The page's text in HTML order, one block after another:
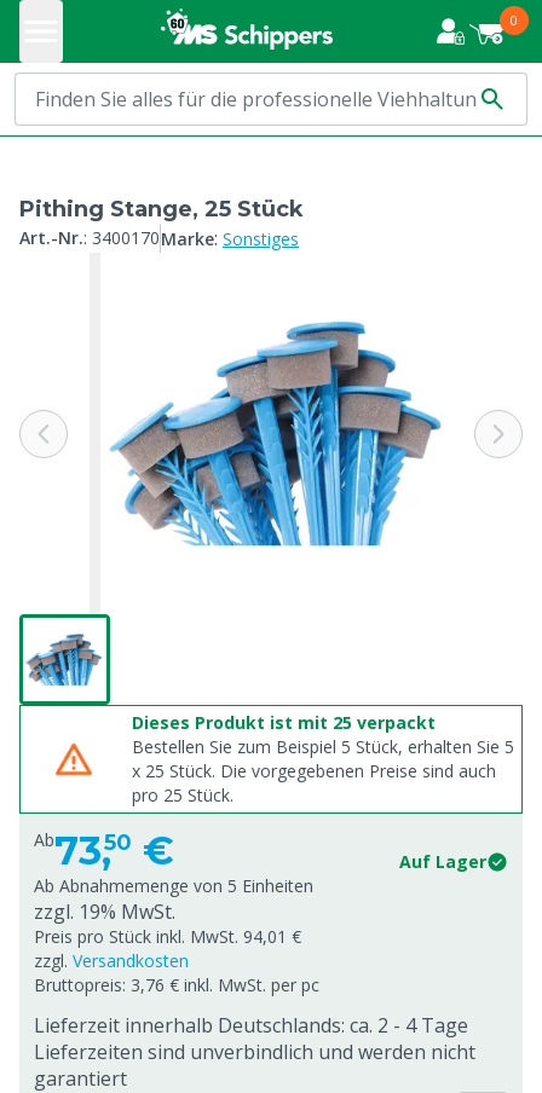
0
Pithing Stange, 25 Stück
Art.-Nr.: 3400170Marke: Sonstiges
Dieses Produkt ist mit 25 verpackt
Bestellen Sie zum Beispiel 5 Stück, erhalten Sie 5
x 25 Stück. Die vorgegebenen Preise sind auch
pro 25 Stück.
Ab73,50 €
Auf Lager
Ab Abnahmemenge von 5 Einheiten
zzgl. 19% MwSt.
Preis pro Stück inkl. MwSt. 94,01 €
zzgl. Versandkosten
Bruttopreis: 3,76 € inkl. MwSt. per pc
Lieferzeit innerhalb Deutschlands: ca. 2 - 4 Tage
Lieferzeiten sind unverbindlich und werden nicht
garantiert